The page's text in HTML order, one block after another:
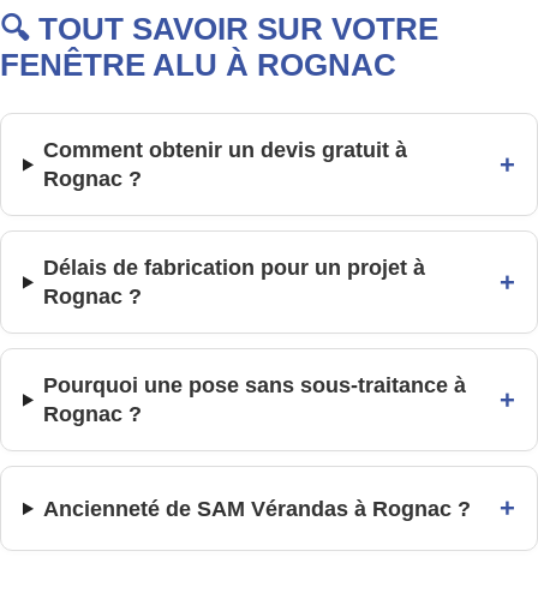
🔍 TOUT SAVOIR SUR VOTRE
FENÊTRE ALU À ROGNAC
Comment obtenir un devis gratuit à
Rognac ?
+
Délais de fabrication pour un projet à
Rognac ?
+
Pourquoi une pose sans sous-traitance à
Rognac ?
+
Ancienneté de SAM Vérandas à Rognac ? +